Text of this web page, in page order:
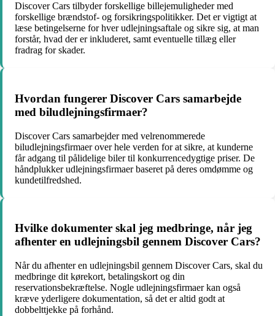
Discover Cars tilbyder forskellige billejemuligheder med
forskellige brændstof- og forsikringspolitikker. Det er vigtigt at
læse betingelserne for hver udlejningsaftale og sikre sig, at man
forstår, hvad der er inkluderet, samt eventuelle tillæg eller
fradrag for skader.
Hvordan fungerer Discover Cars samarbejde
med biludlejningsfirmaer?
Discover Cars samarbejder med velrenommerede
biludlejningsfirmaer over hele verden for at sikre, at kunderne
får adgang til pålidelige biler til konkurrencedygtige priser. De
håndplukker udlejningsfirmaer baseret på deres omdømme og
kundetilfredshed.
Hvilke dokumenter skal jeg medbringe, når jeg
afhenter en udlejningsbil gennem Discover Cars?
Når du afhenter en udlejningsbil gennem Discover Cars, skal du
medbringe dit kørekort, betalingskort og din
reservationsbekræftelse. Nogle udlejningsfirmaer kan også
kræve yderligere dokumentation, så det er altid godt at
dobbelttjekke på forhånd.